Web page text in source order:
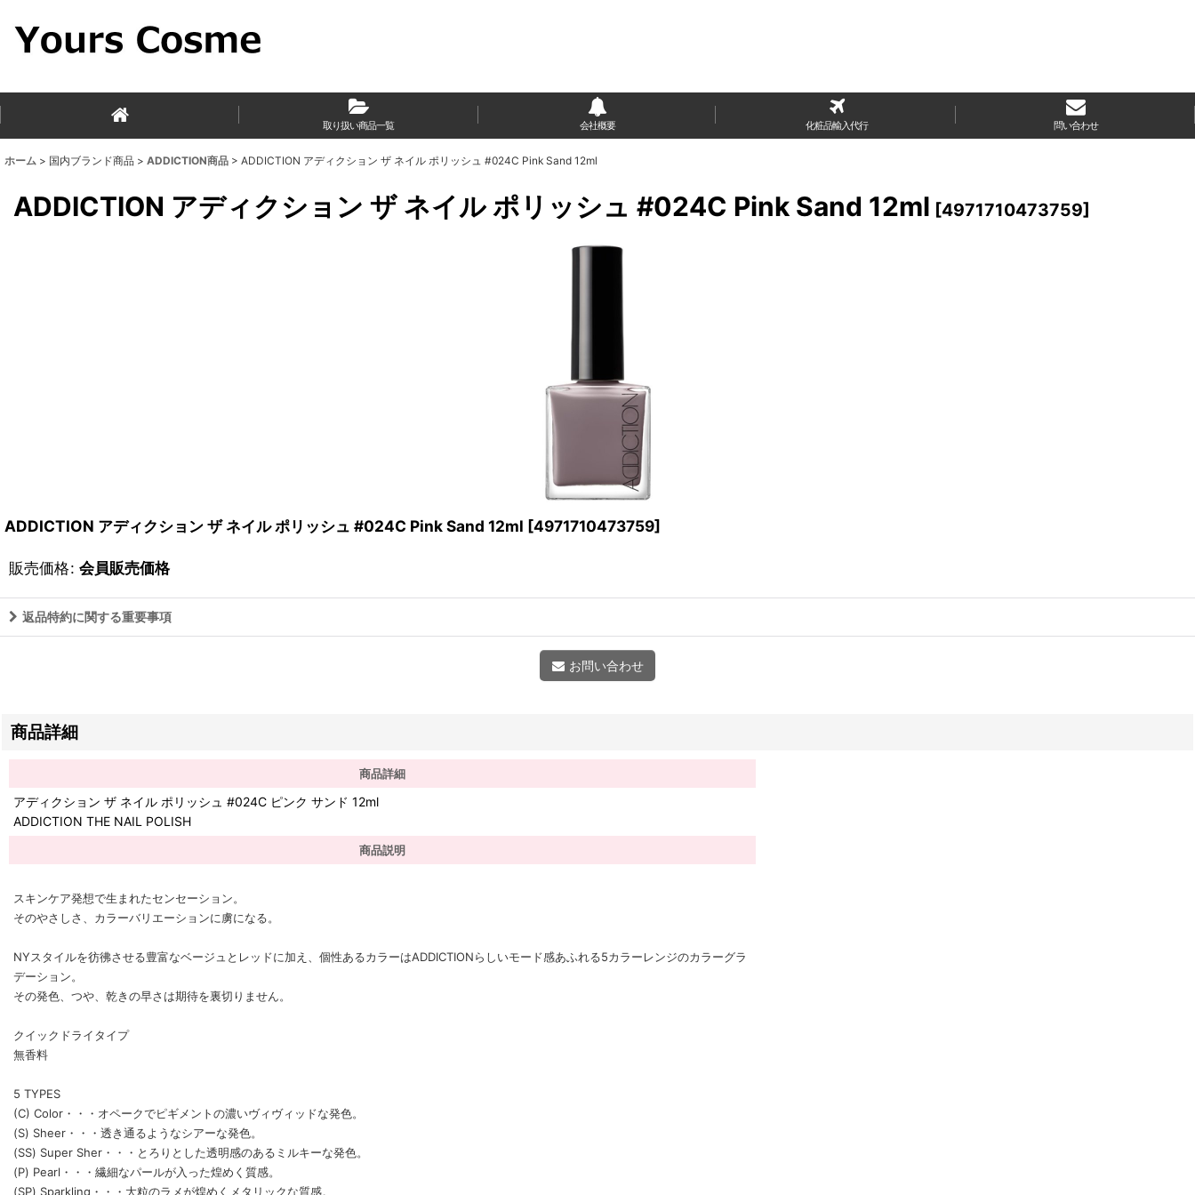
取り扱い商品一覧 会社概要 化粧品輸入代行 問い合わせ
ホーム > 国内ブランド商品 > ADDICTION商品 > ADDICTION アディクション ザ ネイル ポリッシュ #024C Pink Sand 12ml
ADDICTION アディクション ザ ネイル ポリッシュ #024C Pink Sand 12ml [4971710473759]
ADDICTION アディクション ザ ネイル ポリッシュ #024C Pink Sand 12ml [4971710473759]
販売価格: 会員販売価格
返品特約に関する重要事項
お問い合わせ
商品詳細
商品詳細
アディクション ザ ネイル ポリッシュ #024C ピンク サンド 12ml
ADDICTION THE NAIL POLISH
商品説明
スキンケア発想で生まれたセンセーション。
そのやさしさ、カラーバリエーションに虜になる。
NYスタイルを彷彿させる豊富なベージュとレッドに加え、個性あるカラーはADDICTIONらしいモード感あふれる5カラーレンジのカラーグラ
デーション。
その発色、つや、乾きの早さは期待を裏切りません。
クイックドライタイプ
無香料
5 TYPES
(C) Color・・・オペークでピギメントの濃いヴィヴィッドな発色。
(S) Sheer・・・透き通るようなシアーな発色。
(SS) Super Sher・・・とろりとした透明感のあるミルキーな発色。
(P) Pearl・・・繊細なパールが入った煌めく質感。
(SP) Sparkling・・・大粒のラメが煌めくメタリックな質感。